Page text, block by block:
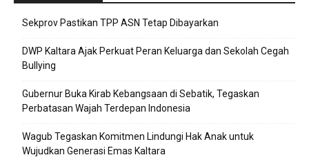
Sekprov Pastikan TPP ASN Tetap Dibayarkan
DWP Kaltara Ajak Perkuat Peran Keluarga dan Sekolah Cegah
Bullying
Gubernur Buka Kirab Kebangsaan di Sebatik, Tegaskan
Perbatasan Wajah Terdepan Indonesia
Wagub Tegaskan Komitmen Lindungi Hak Anak untuk
Wujudkan Generasi Emas Kaltara